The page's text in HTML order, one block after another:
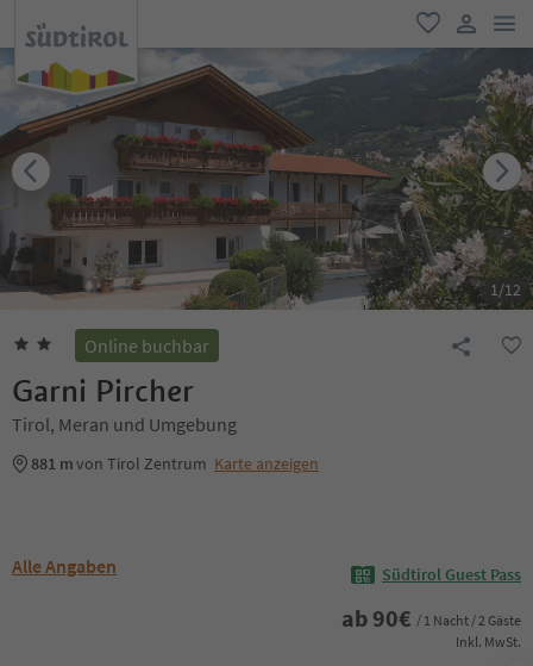
favorit
user link
1/12
Online buchbar
Garni Pircher
Tirol, Meran und Umgebung
881 mvon Tirol Zentrum Karte anzeigen
Alle Angaben Südtirol Guest Pass
ab 90€ / 1 Nacht / 2 Gäste
Inkl. MwSt.